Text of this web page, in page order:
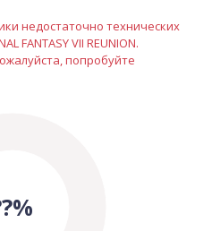
недостаточно технических
FANTASY VII REUNION.
попробуйте